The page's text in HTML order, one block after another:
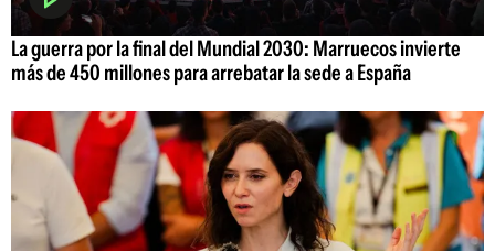
La guerra por la final del Mundial 2030: Marruecos invierte
más de 450 millones para arrebatar la sede a España